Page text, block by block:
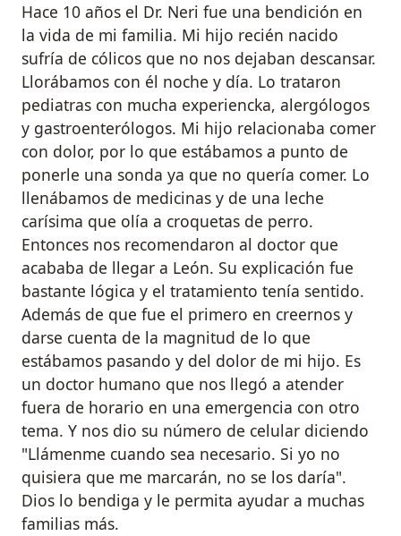
Hace 10 años el Dr. Neri fue una bendición en
la vida de mi familia. Mi hijo recién nacido
sufría de cólicos que no nos dejaban descansar.
Llorábamos con él noche y día. Lo trataron
pediatras con mucha experiencka, alergólogos
y gastroenterólogos. Mi hijo relacionaba comer
con dolor, por lo que estábamos a punto de
ponerle una sonda ya que no quería comer. Lo
llenábamos de medicinas y de una leche
carísima que olía a croquetas de perro.
Entonces nos recomendaron al doctor que
acababa de llegar a León. Su explicación fue
bastante lógica y el tratamiento tenía sentido.
Además de que fue el primero en creernos y
darse cuenta de la magnitud de lo que
estábamos pasando y del dolor de mi hijo. Es
un doctor humano que nos llegó a atender
fuera de horario en una emergencia con otro
tema. Y nos dio su número de celular diciendo
"Llámenme cuando sea necesario. Si yo no
quisiera que me marcarán, no se los daría".
Dios lo bendiga y le permita ayudar a muchas
familias más.